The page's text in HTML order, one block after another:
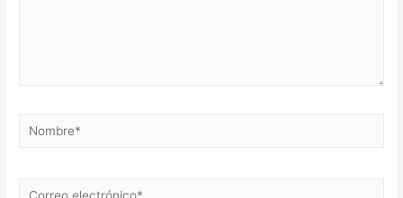
Nombre*
Correo